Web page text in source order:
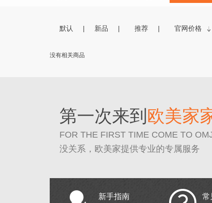
默认 新品 推荐 官网价格
没有相关商品
第一次来到 欧美家
FOR THE FIRST TIME COME TO
没关系，欧美家提供专业的专属服务
新手指南 常